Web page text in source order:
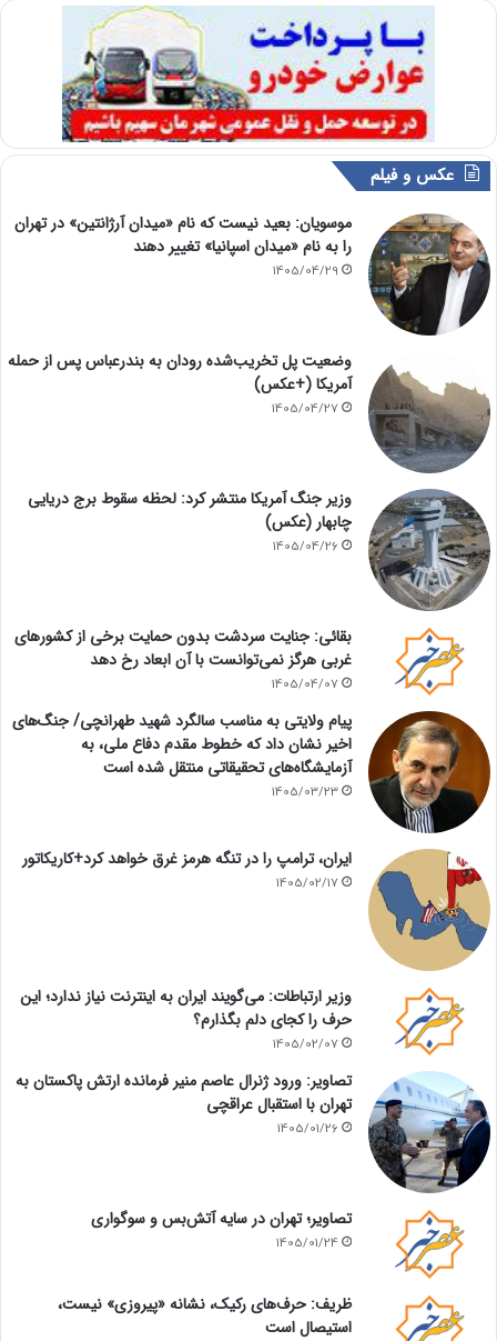
عکس و فیلم
موسویان: بعید نیست که نام «میدان آرژانتین» در تهران
را به نام «میدان اسپانیا» تغییر دهند
1405/04/29
وضعیت پل تخریب‌شده رودان به بندرعباس پس از حمله
آمریکا (+عکس)
1405/04/27
وزیر جنگ آمریکا منتشر کرد: لحظه سقوط برج دریایی
چابهار (عکس)
1405/04/26
بقائی: جنایت سردشت بدون حمایت برخی از کشورهای
غربی هرگز نمی‌توانست با آن ابعاد رخ دهد
1405/04/07
پیام ولایتی به مناسب سالگرد شهید طهرانچی/ جنگ‌های
اخیر نشان داد که خطوط مقدم دفاع ملی، به
آزمایشگاه‌های تحقیقاتی منتقل شده است
1405/03/23
ایران، ترامپ را در تنگه هرمز غرق خواهد کرد+کاریکاتور
1405/02/17
وزیر ارتباطات: می‌گویند ایران به اینترنت نیاز ندارد؛ این
حرف را کجای دلم بگذارم؟
1405/02/07
تصاویر: ورود ژنرال عاصم منیر فرمانده ارتش پاکستان به
تهران با استقبال عراقچی
1405/01/26
تصاویر؛ تهران در سایه آتش‌بس و سوگواری
1405/01/24
ظریف: حرف‌های رکیک، نشانه «پیروزی» نیست،
استیصال است